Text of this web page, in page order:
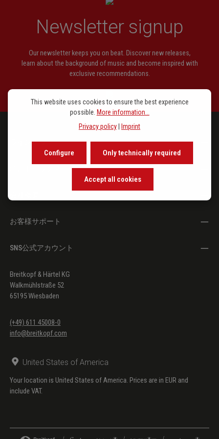
Newsletter signup
Our newsletter keeps you on beat. Discover new releases,
learn about the background of music and become inspired with
exclusive recommendations.
ラインアップ
お客様サポート
SNS公式アカウント
Breitkopf & Härtel KG
Walkmühlstraße 52
65195 Wiesbaden
(+49) 611 45008-0
info@breitkopf.com
United States of America
Your location is United States of America. Prices are in EUR and
include VAT.
This website uses cookies to ensure the best experience
possible. More information...
Privacy policy| Imprint
Only technically required
Configure
Accept all cookies